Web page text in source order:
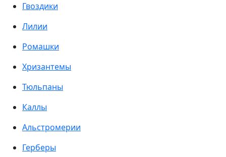
Гвоздики
Лилии
Ромашки
Хризантемы
Тюльпаны
Каллы
Альстромерии
Герберы